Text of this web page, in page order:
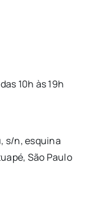
10h às 19h
s/n, esquina
São Paulo